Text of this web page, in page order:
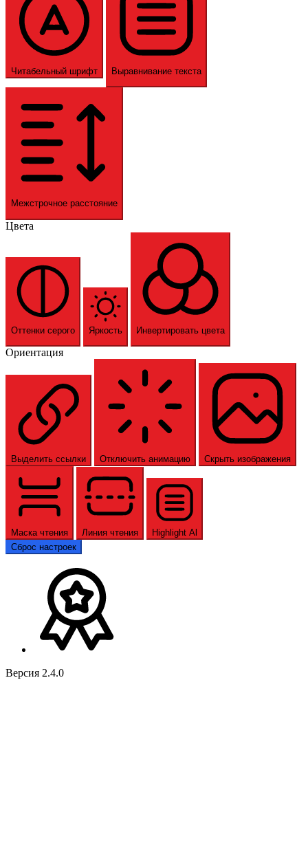
Читабельный шрифт Выравнивание текста
Межстрочное расстояние
Цвета
Оттенки серого Яркость Инвертировать цвета
Ориентация
Выделить ссылки Отключить анимацию Скрыть изображения
Маска чтения Линия чтения
Highlight Al
Сброс настроек
Версия 2.4.0